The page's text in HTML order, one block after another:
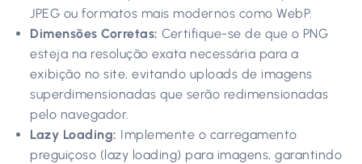
JPEG ou formatos mais modernos como WebP.
Dimensões Corretas: Certifique-se de que o PNG
esteja na resolução exata necessária para a
exibição no site, evitando uploads de imagens
superdimensionadas que serão redimensionadas
pelo navegador.
Lazy Loading: Implemente o carregamento
preguiçoso (lazy loading) para imagens, garantindo